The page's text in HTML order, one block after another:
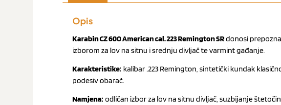
Opis
Karabin CZ 600 American cal. 223 Remington SRdonosi
izborom za lov na sitnu i srednju divljač te varmint gađanje.
Karakteristike: kalibar .223 Remington, sintetički kundak
podesiv obarač.
Namjena: odličan izbor za lov na sitnu divljač, suzbijanje